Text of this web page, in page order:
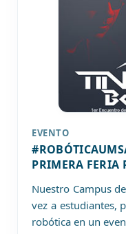
EVENTO
PRIMERA FERIA
Nuestro Campus
vez a estudiantes,
robótica en un